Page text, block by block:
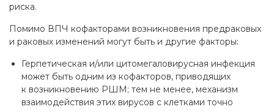
риска.
Помимо ВПЧ кофакторами возникновения предраковых
и раковых изменений могут быть и другие факторы:
Герпетическая и/или цитомегаловирусная инфекция
может быть одним из кофакторов, приводящих
к возникновению РШМ; тем не менее, механизм
взаимодействия этих вирусов с клетками точно